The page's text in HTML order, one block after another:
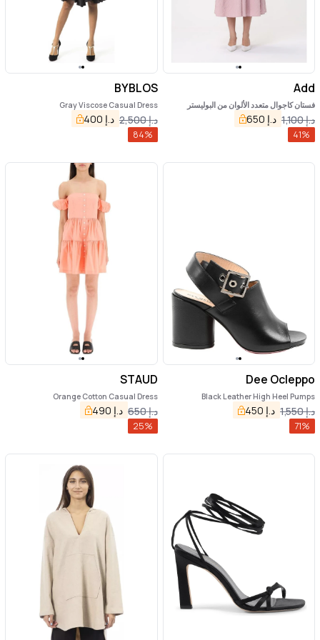
Add
فستان كاجوال متعدد الألوان من البوليستر
د.إ1,100 د.إ 650
41%
BYBLOS
Gray Viscose Casual Dress
د.إ2,500 د.إ 400
84%
Dee Ocleppo
Black Leather High Heel Pumps
د.إ1,550 د.إ 450
71%
STAUD
Orange Cotton Casual Dress
د.إ650 د.إ 490
25%